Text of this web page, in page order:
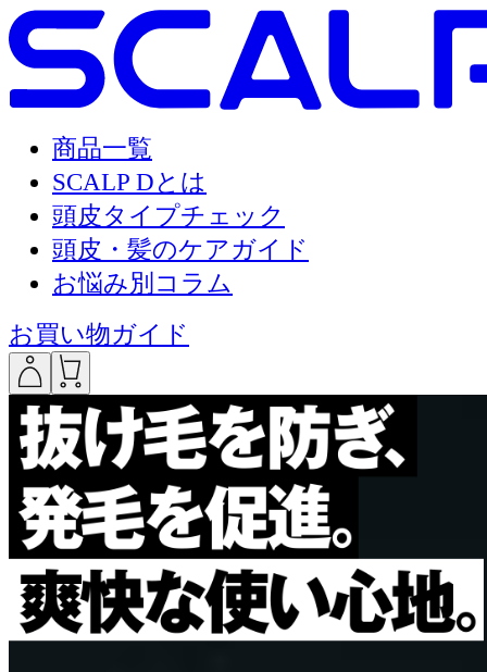
商品一覧
SCALP Dとは
頭皮タイプチェック
頭皮・髪のケアガイド
お悩み別コラム
お買い物ガイド
___